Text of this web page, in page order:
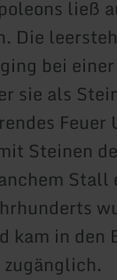
ließ
Die
bei einer
sie als
Feuer
Steinen
Stall
kam in den